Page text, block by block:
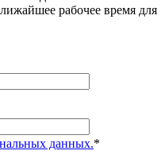
рабочее время для
данных.*